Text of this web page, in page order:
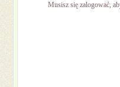
Musisz się zalogować ,